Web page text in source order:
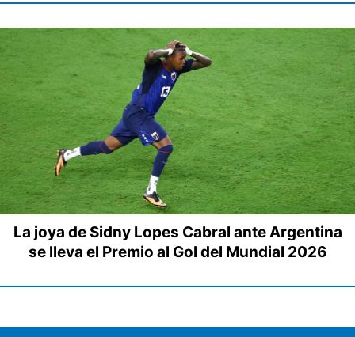
La joya de Sidny Lopes Cabral ante Argentina
se lleva el Premio al Gol del Mundial 2026